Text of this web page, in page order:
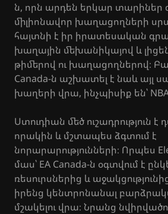
ն, որն արդեն երկար տարիներ
միլիոնավոր խաղացողների
հայտնի է իր իրատեսական
խաղային մեխանիկայով և
թիմերով ու խաղացողներով։
Canada-ն աշխատել է նաև այլ
խաղերի վրա, ինչպիսիք են՝ NBA
Ստուդիան մեծ ուշադրություն
որակին և մշտապես ձգտում է
նորարարությունների։ Որպես
մաս՝ EA Canada-ն օգտվում է
ռեսուրսներից և
իրենց կենտրոնանալ
մշակելու վրա։ Նրանց